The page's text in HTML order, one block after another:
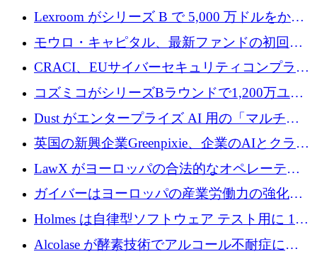
Lexroom がシリーズ B で 5,000 万ドルをかけ
てヨーロッパ大陸法用の法律 AI を構築
モウロ・キャピタル、最新ファンドの初回ク
ローズで4億ドルを確保
CRACI、EUサイバーセキュリティコンプライ
アンスプラットフォームのために140万ユーロ
コズミコがシリーズBラウンドで1,200万ユー
ロを調達
Dust がエンタープライズ AI 用の「マルチプ
レイヤー」オペレーティング システムを構築
するシリーズ B で 4,000 万ドルを調達
英国の新興企業Greenpixie、企業のAIとクラウ
ドのエネルギー無駄を削減するために470万ポ
ンドを調達
LawX がヨーロッパの合法的なオペレーティ
ング システムを構築するために 750 万ユーロ
を調達
ガイバーはヨーロッパの産業労働力の強化に
貢献するために 140 万ユーロを獲得
Holmes は自律型ソフトウェア テスト用に 110
万ユーロのプレシードを提供して開始
Alcolase が酵素技術でアルコール不耐症に取